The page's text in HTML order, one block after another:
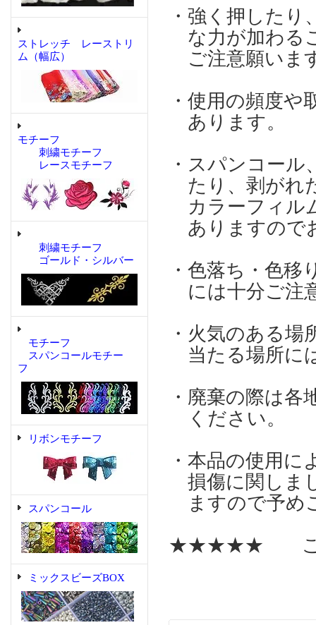
ストレッチ レーストリ
ム（幅広）
モチーフ
刺繍モチーフ
レースモチーフ
刺繍モチーフ
ゴールド・シルバー
モチーフ
スパンコールモチー
フ
リボンモチーフ
スパンコール
ミックスビーズBOX
・強く押した
な力が加わる
ご注意願いま
・使用の頻度
あります。
・スパンコー
たり、剥がれ
カラーフィル
ありますので
・色落ち・色
には十分ご注
・火気のある場
当たる場所に
・廃棄の際は各
ください。
・本品の使用
損傷に関しま
ますので予め
★★★★★ こ